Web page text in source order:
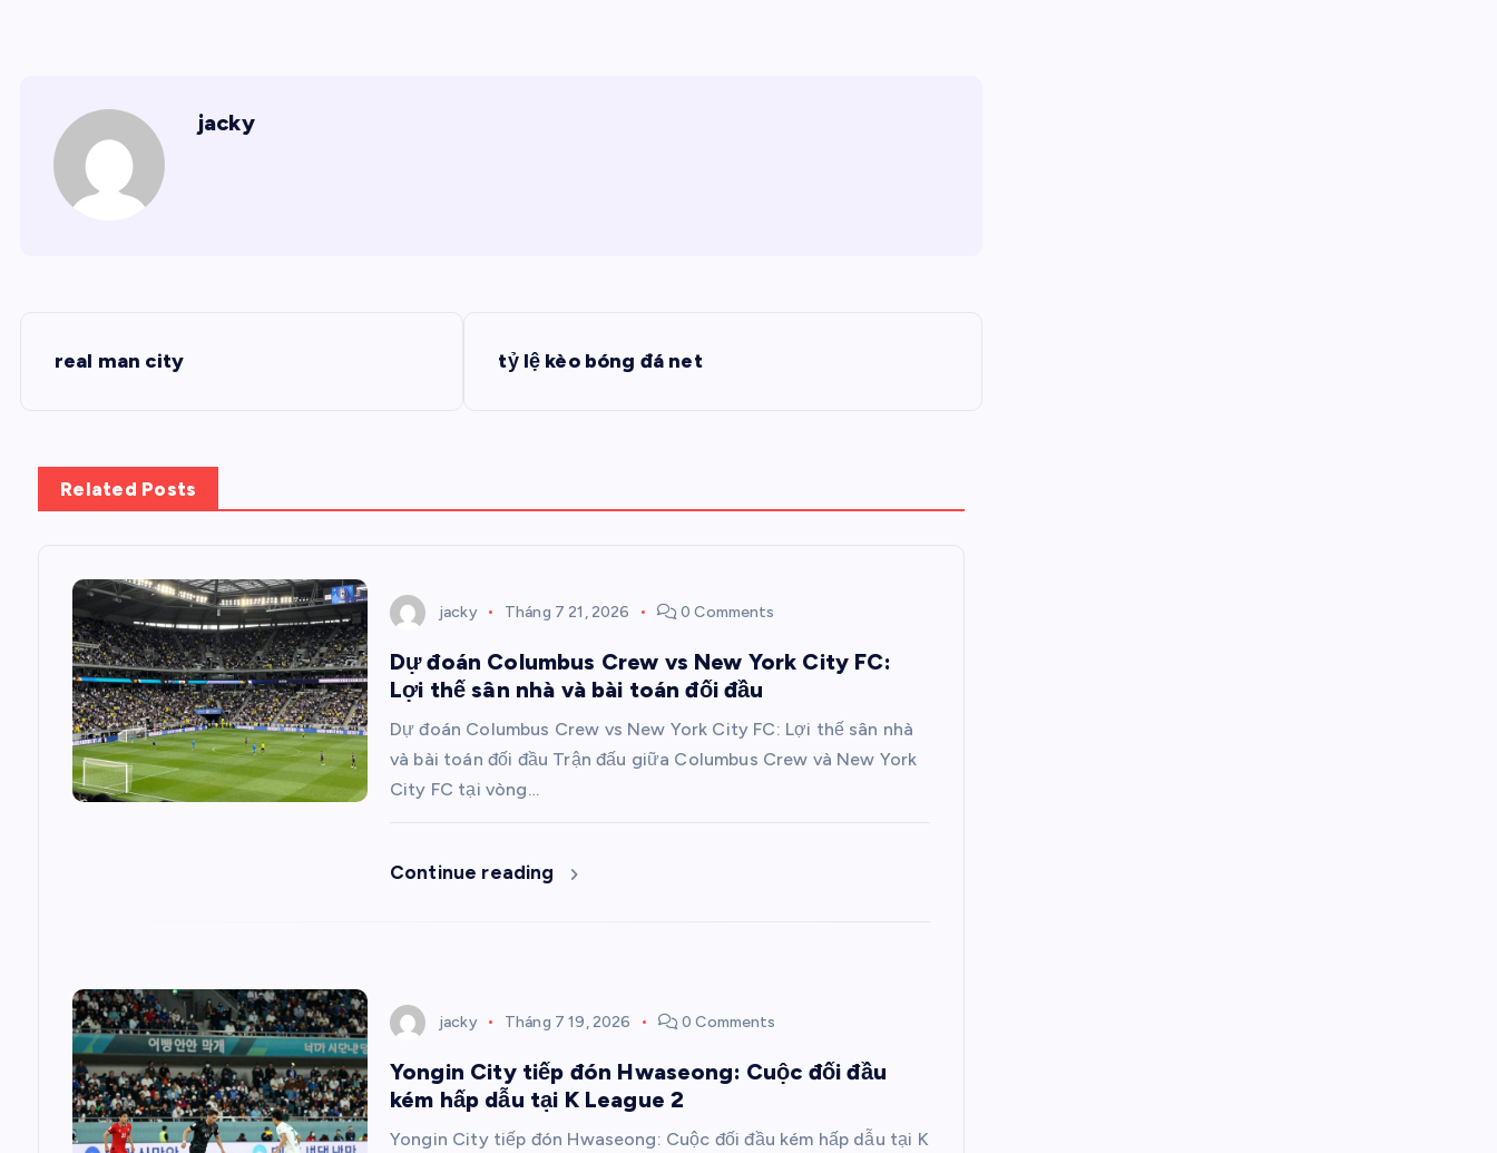
jacky
Đ
ề
u
real man city tỷ lệ kèo bóng đá net
Related Posts
jacky Tháng 7 21, 2026 0 Comments
Dự đoán Columbus Crew vs New York City FC:
Lợi thế sân nhà và bài toán đối đầu
Dự đoán Columbus Crew vs New York City FC: Lợi thế sân nhà
và bài toán đối đầu Trận đấu giữa Columbus Crew và New York
City FC tại vòng…
Continue reading
jacky Tháng 7 19, 2026 0 Comments
Yongin City tiếp đón Hwaseong: Cuộc đối đầu
kém hấp dẫu tại K League 2
Yongin City tiếp đón Hwaseong: Cuộc đối đầu kém hấp dẫu tại K